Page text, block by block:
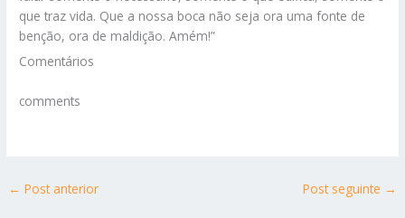
que traz vida. Que a nossa boca não seja ora uma fonte de
benção, ora de maldição. Amém!”
Comentários
comments
← Post anterior Post seguinte →